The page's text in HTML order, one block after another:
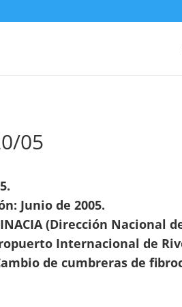
05
Junio de 2005.
(Dirección Nacional
Internacional de
de cumbreras de